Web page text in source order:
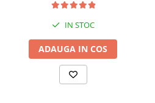
IN STOC
ADAUGA IN COS